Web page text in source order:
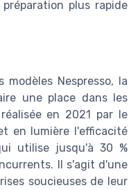
plus rapide
Nespresso, la
une place dans les
en 2021 par le
en lumière l'efficacité
utilise jusqu'à 30 %
Il s'agit d'une
soucieuses de leur